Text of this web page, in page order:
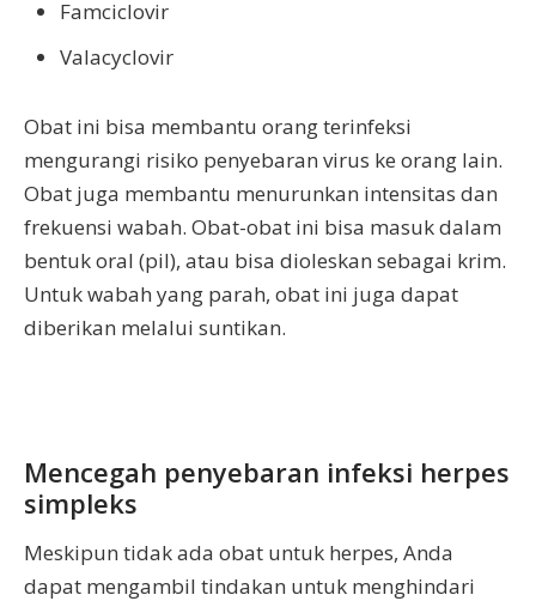
Famciclovir
Valacyclovir
Obat ini bisa membantu orang terinfeksi
mengurangi risiko penyebaran virus ke orang lain.
Obat juga membantu menurunkan intensitas dan
frekuensi wabah. Obat-obat ini bisa masuk dalam
bentuk oral (pil), atau bisa dioleskan sebagai krim.
Untuk wabah yang parah, obat ini juga dapat
diberikan melalui suntikan.
Mencegah penyebaran infeksi herpes
simpleks
Meskipun tidak ada obat untuk herpes, Anda
dapat mengambil tindakan untuk menghindari